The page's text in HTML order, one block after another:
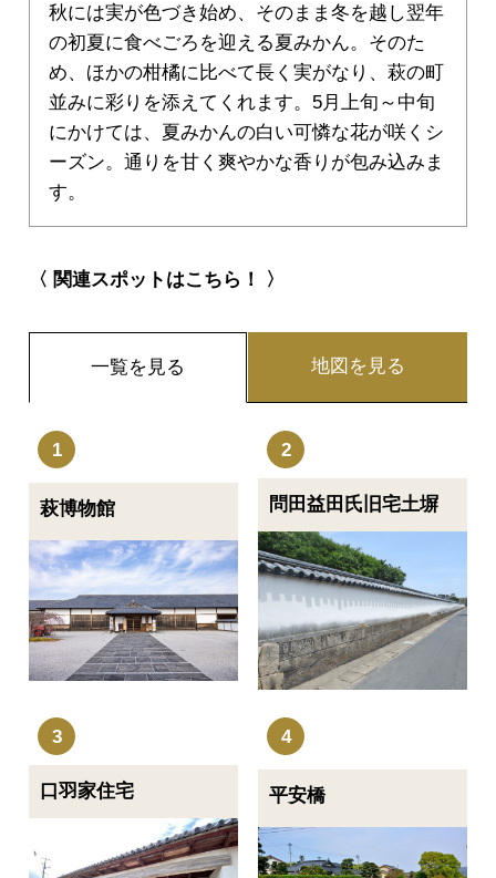
秋には実が色づき始め、そのまま冬を越し翌年
の初夏に食べごろを迎える夏みかん。そのた
め、ほかの柑橘に比べて長く実がなり、萩の町
並みに彩りを添えてくれます。5月上旬～中旬
にかけては、夏みかんの白い可憐な花が咲くシ
ーズン。通りを甘く爽やかな香りが包み込みま
す。
〈 関連スポットはこちら！ 〉
一覧を見る 地図を見る
萩博物館 問田益田氏旧宅土塀
口羽家住宅 平安橋